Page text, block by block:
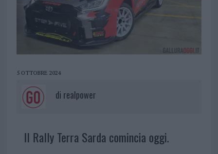
5 OTTOBRE 2024
di realpower
Il Rally Terra Sarda comincia oggi.